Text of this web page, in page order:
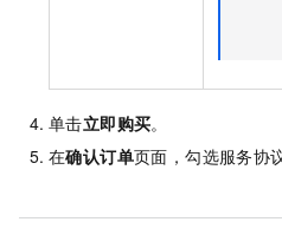
单击立即购买。
在确认订单页面，勾选服务协